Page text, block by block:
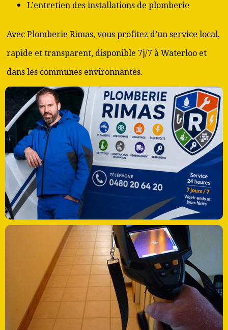
L’entretien des installations de plomberie
Avec Plomberie Rimas, vous profitez d’un service local,
rapide et transparent, disponible 7j/7 à Waterloo et
dans les communes environnantes.